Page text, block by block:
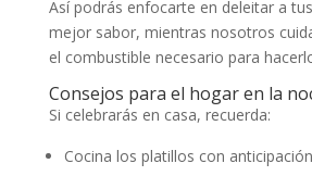
Así podrás enfocarte en deleitar a
mejor sabor, mientras nosotros
el combustible necesario para
Consejos para el hogar en la
Si celebrarás en casa, recuerda:
Cocina los platillos con